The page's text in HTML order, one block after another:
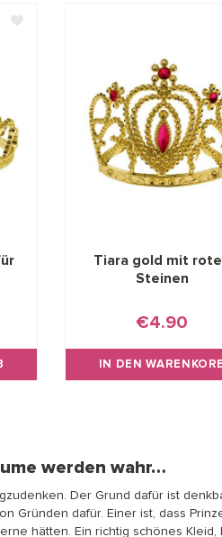
Tiara gold mit
Steinen
€4.90
IN DEN
werden wahr…
Der Grund dafür ist
Gründen dafür. Einer ist, dass
hätten. Ein richtig schönes